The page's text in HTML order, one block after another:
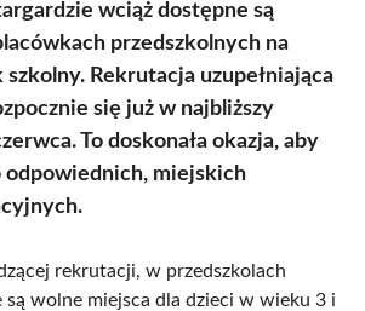
wciąż dostępne są
przedszkolnych na
Rekrutacja uzupełniająca
się już w najbliższy
To doskonała okazja, aby
odpowiednich, miejskich
rekrutacji, w przedszkolach
są wolne miejsca dla dzieci w wieku 3 i